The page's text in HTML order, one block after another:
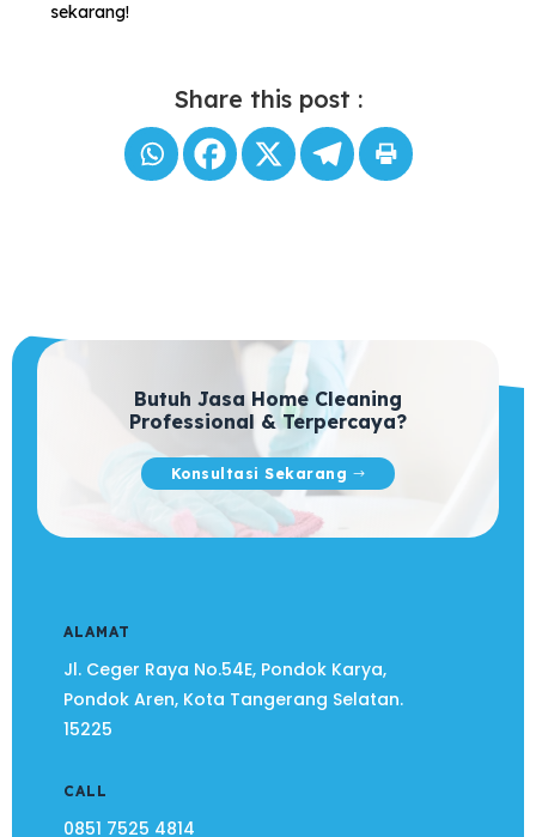
sekarang!
Share this post :
Butuh Jasa Home Cleaning
Professional & Terpercaya?
Konsultasi Sekarang
ALAMAT
Jl. Ceger Raya No.54E, Pondok Karya,
Pondok Aren, Kota Tangerang Selatan.
15225
CALL
0851 7525 4814